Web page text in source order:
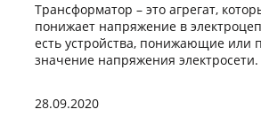
Трансформатор – это агрегат,
понижает напряжение в
есть устройства, понижающие
значение напряжения электросети.
28.09.2020